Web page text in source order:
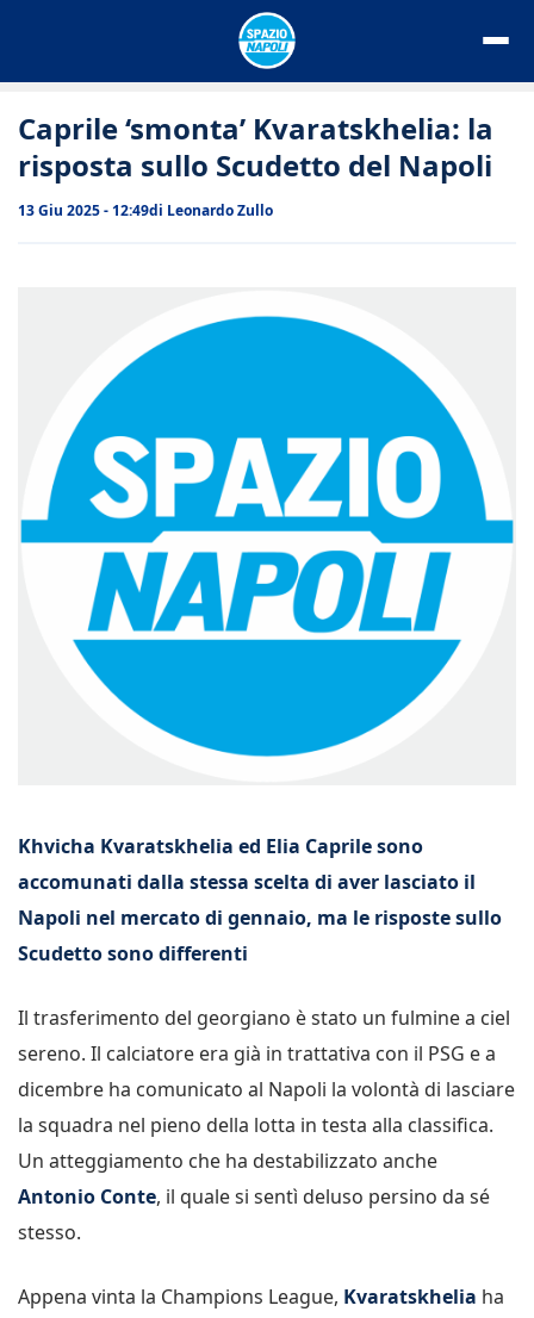
Caprile ‘smonta’ Kvaratskhelia: la
risposta sullo Scudetto del Napoli
13 Giu 2025 - 12:49di Leonardo Zullo
Khvicha Kvaratskhelia ed Elia Caprile sono
accomunati dalla stessa scelta di aver lasciato il
Napoli nel mercato di gennaio, ma le risposte sullo
Scudetto sono differenti
Il trasferimento del georgiano è stato un fulmine a ciel
sereno. Il calciatore era già in trattativa con il PSG e a
dicembre ha comunicato al Napoli la volontà di lasciare
la squadra nel pieno della lotta in testa alla classifica.
Un atteggiamento che ha destabilizzato anche
Antonio Conte, il quale si sentì deluso persino da sé
stesso.
Appena vinta la Champions League, Kvaratskhelia ha